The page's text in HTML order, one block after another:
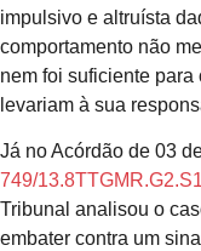
impulsivo e altruísta
comportamento não
nem foi suficiente
levariam à sua
Já no Acórdão de 03
749/13.8TTGMR.G2.S1
Tribunal analisou o
embater contra um